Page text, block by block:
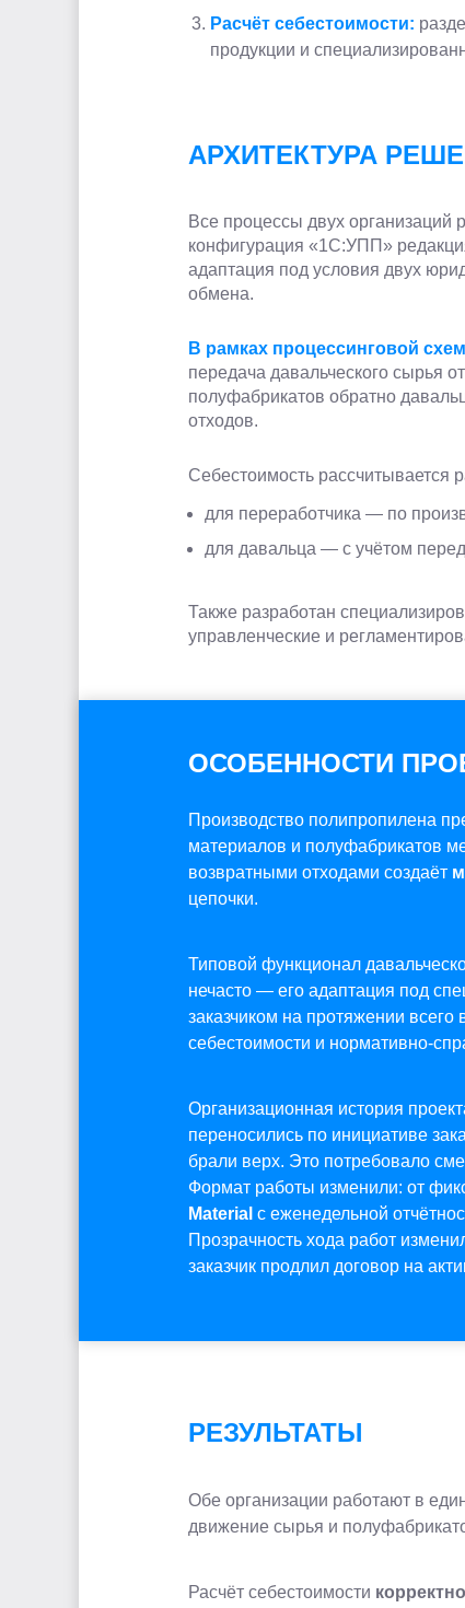
Расчёт себестоимости:
продукции и
АРХИТЕКТУРА
Все процессы двух организаций
конфигурация «1С:УПП»
адаптация под условия двух
обмена.
В рамках процессинговой
передача давальческого сырья
полуфабрикатов обратно
отходов.
Себестоимость рассчитывается
для переработчика — по
для давальца — с учётом
Также разработан
управленческие и
ОСОБЕННОСТИ
Производство полипропилена
материалов и полуфабрикатов
возвратными отходами создаёт
цепочки.
Типовой функционал
нечасто — его адаптация под
заказчиком на протяжении
себестоимости и нормативно-
Организационная история
переносились по инициативе
брали верх. Это потребовало
Формат работы изменили: от
Material с еженедельной
Прозрачность хода работ
заказчик продлил договор на
РЕЗУЛЬТАТЫ
Обе организации работают в
движение сырья и
Расчёт себестоимости корректно